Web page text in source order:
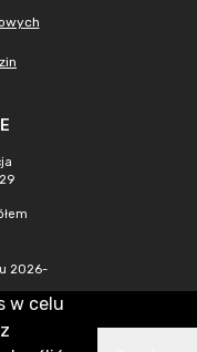
2026-
w celu